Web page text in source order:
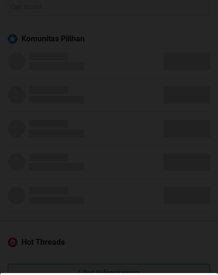
Komunitas Pilihan
Hot Threads
Lihat Selengkapnya